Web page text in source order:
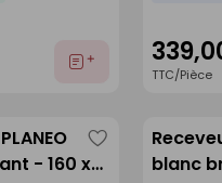
Ajouter
TTC/Pièce
- 160 x
Enregistrer
commeblanc